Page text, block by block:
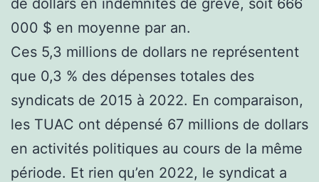
000 $ en moyenne par an.
Ces 5,3 millions de dollars ne représentent
que 0,3 % des dépenses totales des
syndicats de 2015 à 2022. En comparaison,
les TUAC ont dépensé 67 millions de dollars
en activités politiques au cours de la même
période. Et rien qu’en 2022, le syndicat a